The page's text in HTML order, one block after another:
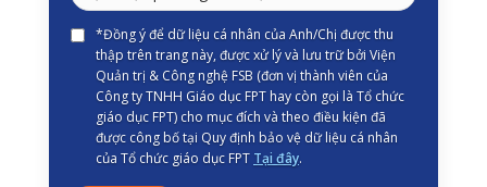
*Đồng ý để dữ liệu cá nhân của Anh/Chị được thu
thập trên trang này, được xử lý và lưu trữ bởi Viện
Quản trị & Công nghệ FSB (đơn vị thành viên của
Công ty TNHH Giáo dục FPT hay còn gọi là Tổ chức
giáo dục FPT) cho mục đích và theo điều kiện đã
được công bố tại Quy định bảo vệ dữ liệu cá nhân
của Tổ chức giáo dục FPT Tại đây.